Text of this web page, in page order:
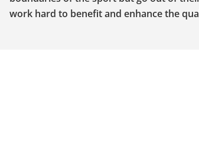
work hard to benefit and enhance the